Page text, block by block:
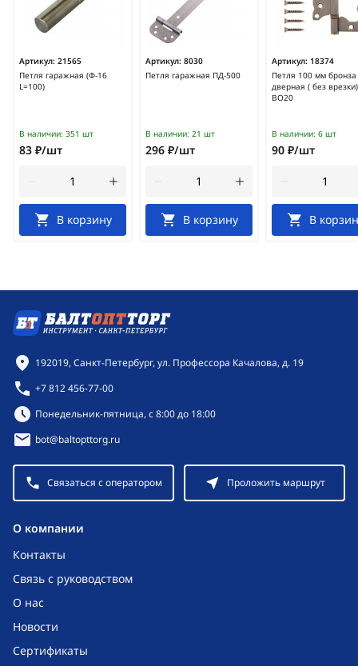
Артикул: 21565
Петля гаражная (Ф-16
L=100)
В наличии: 351 шт
83 ₽/шт
В корзину
Артикул: 8030
Петля гаражная ПД-500
В наличии: 21 шт
296 ₽/шт
В корзину
Артикул: 18374
Петля 100 мм бронза
дверная ( без врезки)
ВО20
В наличии: 6 шт
90 ₽/шт
В
O компании
Контакты
Связь с руководством
О нас
Новости
Сертификаты
Контактная информация
192019, Санкт-Петербург, ул. Профессора Качалова, д. 19
+7 812 456-77-00
Режим работы:
Понедельник-пятница, с 8:00 до 18:00
bot@baltopttorg.ru
Связаться с оператором Проложить маршрут